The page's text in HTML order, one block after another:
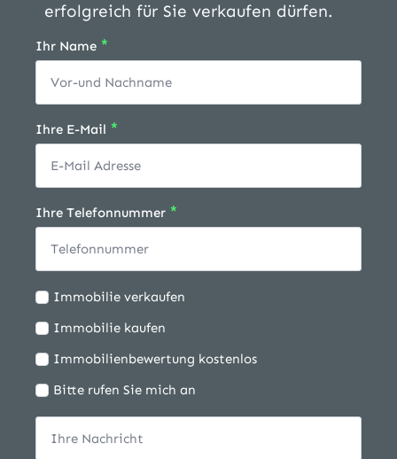
erfolgreich für Sie verkaufen dürfen.
Ihr Name *
Ihre E-Mail *
Ihre Telefonnummer *
Ich
möchte:
Immobilie verkaufen
Immobilie kaufen
Immobilienbewertung kostenlos
Bitte rufen Sie mich an